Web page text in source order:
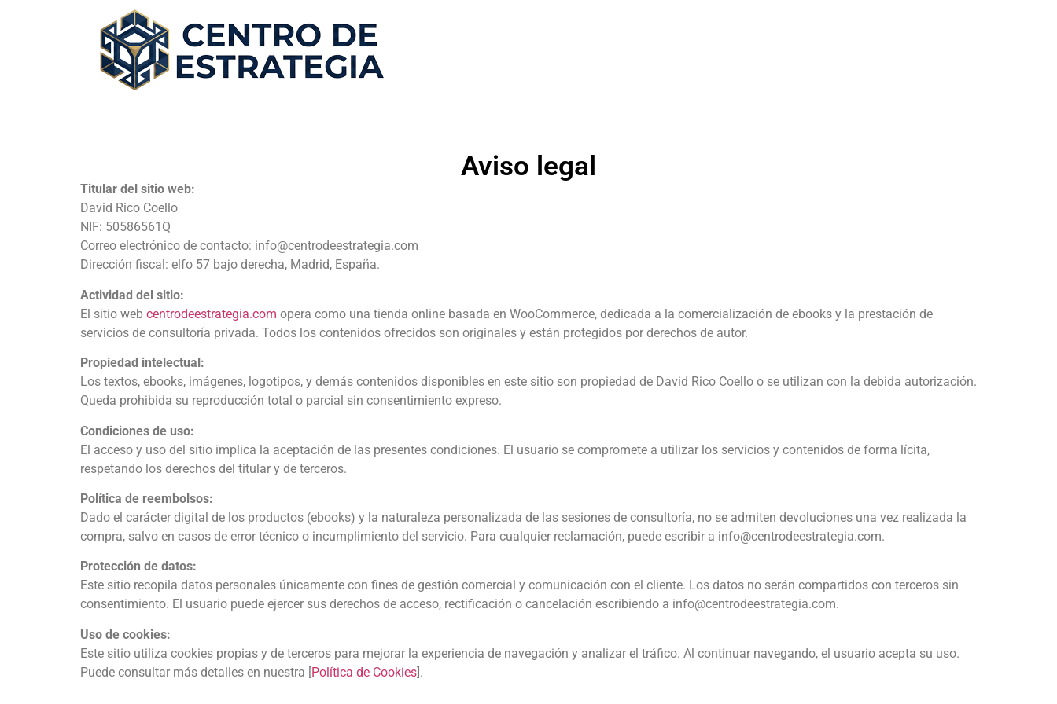
Aviso legal
Titular del sitio web:
David Rico Coello
NIF: 50586561Q
Correo electrónico de contacto: info@centrodeestrategia.com
Dirección fiscal: elfo 57 bajo derecha, Madrid, España.
Actividad del sitio:
El sitio web centrodeestrategia.com opera como una tienda online basada en WooCommerce, dedicada a la comercialización de ebooks y la prestación de
servicios de consultoría privada. Todos los contenidos ofrecidos son originales y están protegidos por derechos de autor.
Propiedad intelectual:
Los textos, ebooks, imágenes, logotipos, y demás contenidos disponibles en este sitio son propiedad de David Rico Coello o se utilizan con la debida autorización.
Queda prohibida su reproducción total o parcial sin consentimiento expreso.
Condiciones de uso:
El acceso y uso del sitio implica la aceptación de las presentes condiciones. El usuario se compromete a utilizar los servicios y contenidos de forma lícita,
respetando los derechos del titular y de terceros.
Política de reembolsos:
Dado el carácter digital de los productos (ebooks) y la naturaleza personalizada de las sesiones de consultoría, no se admiten devoluciones una vez realizada la
compra, salvo en casos de error técnico o incumplimiento del servicio. Para cualquier reclamación, puede escribir a info@centrodeestrategia.com.
Protección de datos:
Este sitio recopila datos personales únicamente con fines de gestión comercial y comunicación con el cliente. Los datos no serán compartidos con terceros sin
consentimiento. El usuario puede ejercer sus derechos de acceso, rectificación o cancelación escribiendo a info@centrodeestrategia.com.
Uso de cookies:
Este sitio utiliza cookies propias y de terceros para mejorar la experiencia de navegación y analizar el tráfico. Al continuar navegando, el usuario acepta su uso.
Puede consultar más detalles en nuestra [Política de Cookies].